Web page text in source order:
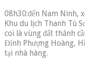
08h30:đến Nam Ninh,
Khu du lịch Thanh Tú
coi là vùng đất thánh
Đỉnh Phượng Hoàng,
tại nhà hàng.